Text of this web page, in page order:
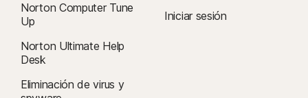
Norton Computer Tune
Up
Norton Ultimate Help
Desk
Eliminación de virus y
Iniciar sesión